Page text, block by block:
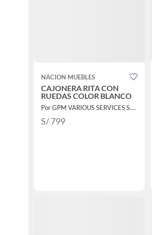
NACION MUEBLES
CAJONERA RITA CON
RUEDAS COLOR BLANCO
Por GPM VARIOUS SERVICES S.A.C.
S/ 799